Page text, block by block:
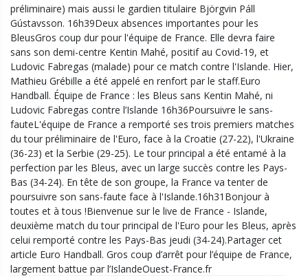
préliminaire) mais aussi le gardien titulaire Björgvin Páll
Gústavsson. 16h39Deux absences importantes pour les
BleusGros coup dur pour l'équipe de France. Elle devra faire
sans son demi-centre Kentin Mahé, positif au Covid-19, et
Ludovic Fabregas (malade) pour ce match contre l'Islande. Hier,
Mathieu Grébille a été appelé en renfort par le staff.Euro
Handball. Équipe de France : les Bleus sans Kentin Mahé, ni
Ludovic Fabregas contre l’Islande 16h36Poursuivre le sans-
fauteL'équipe de France a remporté ses trois premiers matches
du tour préliminaire de l'Euro, face à la Croatie (27-22), l'Ukraine
(36-23) et la Serbie (29-25). Le tour principal a été entamé à la
perfection par les Bleus, avec un large succès contre les Pays-
Bas (34-24). En tête de son groupe, la France va tenter de
poursuivre son sans-faute face à l'Islande.16h31Bonjour à
toutes et à tous !Bienvenue sur le live de France - Islande,
deuxième match du tour principal de l'Euro pour les Bleus, après
celui remporté contre les Pays-Bas jeudi (34-24).Partager cet
article Euro Handball. Gros coup d’arrêt pour l’équipe de France,
largement battue par l’IslandeOuest-France.fr